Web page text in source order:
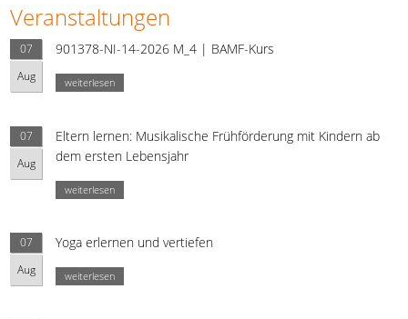
Veranstaltungen
07
Aug
901378-NI-14-2026 M_4 | BAMF-Kurs
weiterlesen
07
Aug
Eltern lernen: Musikalische Frühförderung mit Kindern ab
dem ersten Lebensjahr
weiterlesen
07
Aug
Yoga erlernen und vertiefen
weiterlesen